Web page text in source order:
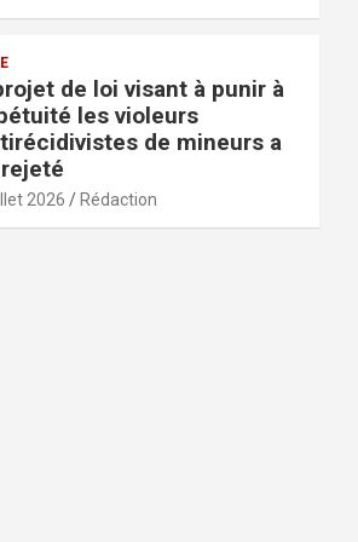
de loi visant à punir à
les violeurs
de mineurs a
2026 Rédaction